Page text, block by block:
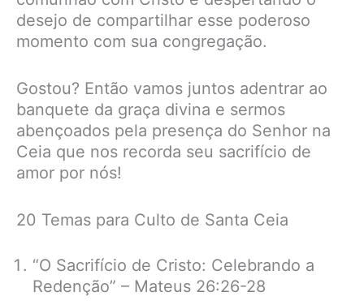
desejo de compartilhar esse poderoso
momento com sua congregação.
Gostou? Então vamos juntos adentrar ao
banquete da graça divina e sermos
abençoados pela presença do Senhor na
Ceia que nos recorda seu sacrifício de
amor por nós!
20 Temas para Culto de Santa Ceia
“O Sacrifício de Cristo: Celebrando a
Redenção” – Mateus 26:26-28